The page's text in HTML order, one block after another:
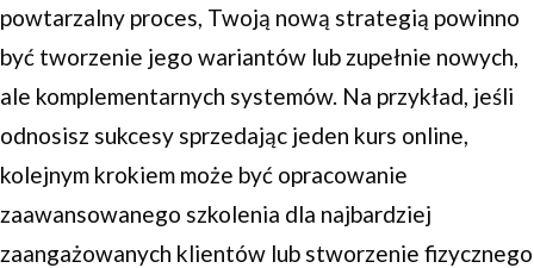
powtarzalny proces, Twoją nową strategią powinno
być tworzenie jego wariantów lub zupełnie nowych,
ale komplementarnych systemów. Na przykład, jeśli
odnosisz sukcesy sprzedając jeden kurs online,
kolejnym krokiem może być opracowanie
zaawansowanego szkolenia dla najbardziej
zaangażowanych klientów lub stworzenie fizycznego